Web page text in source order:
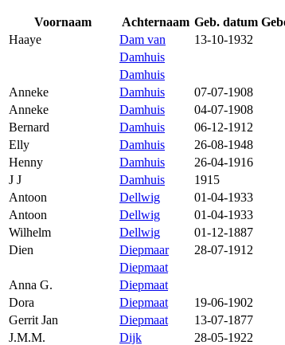
Voornaam Achternaam Geb. datum
Haaye
Dam van 13-10-1932
Damhuis
Damhuis
Anneke
Damhuis 07-07-1908
Anneke
Damhuis 04-07-1908
Bernard
Damhuis 06-12-1912
Elly
Damhuis 26-08-1948
Henny
Damhuis 26-04-1916
J J
Damhuis 1915
Antoon
Dellwig 01-04-1933
Antoon
Dellwig 01-04-1933
Wilhelm
Dellwig 01-12-1887
Dien
Diepmaar 28-07-1912
Diepmaat
Anna G.
Diepmaat
Dora
Diepmaat 19-06-1902
Gerrit Jan
Diepmaat 13-07-1877
J.M.M.
Dijk 28-05-1922